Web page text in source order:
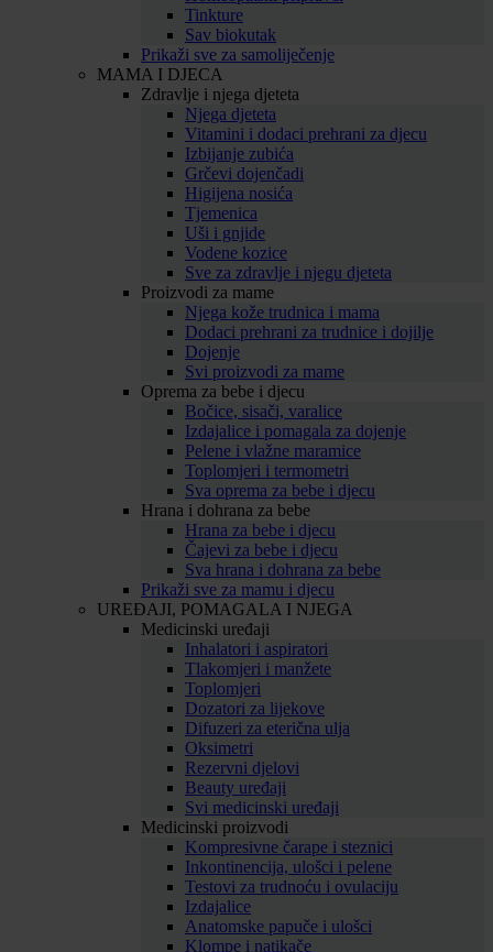
Tinkture
Sav biokutak
Prikaži sve za samoliječenje
MAMA I DJECA
Zdravlje i njega djeteta
Njega djeteta
Vitamini i dodaci prehrani za djecu
Izbijanje zubića
Grčevi dojenčadi
Higijena nosića
Tjemenica
Uši i gnjide
Vodene kozice
Sve za zdravlje i njegu djeteta
Proizvodi za mame
Njega kože trudnica i mama
Dodaci prehrani za trudnice i dojilje
Dojenje
Svi proizvodi za mame
Oprema za bebe i djecu
Bočice, sisači, varalice
Izdajalice i pomagala za dojenje
Pelene i vlažne maramice
Toplomjeri i termometri
Sva oprema za bebe i djecu
Hrana i dohrana za bebe
Hrana za bebe i djecu
Čajevi za bebe i djecu
Sva hrana i dohrana za bebe
Prikaži sve za mamu i djecu
UREĐAJI, POMAGALA I NJEGA
Medicinski uređaji
Inhalatori i aspiratori
Tlakomjeri i manžete
Toplomjeri
Dozatori za lijekove
Difuzeri za eterična ulja
Oksimetri
Rezervni djelovi
Beauty uređaji
Svi medicinski uređaji
Medicinski proizvodi
Kompresivne čarape i steznici
Inkontinencija, ulošci i pelene
Testovi za trudnoću i ovulaciju
Izdajalice
Anatomske papuče i ulošci
Klompe i natikače